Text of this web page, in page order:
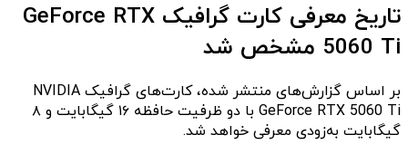
تاریخ معرفی کارت گرافیک GeForce RTX
5060 Ti مشخص شد
بر اساس گزارش‌های منتشر شده، کارت‌های گرافیک NVIDIA
GeForce RTX 5060 Ti با دو ظرفیت حافظه ۱۶ گیگابایت و ۸
گیگابایت به‌زودی معرفی خواهد شد.